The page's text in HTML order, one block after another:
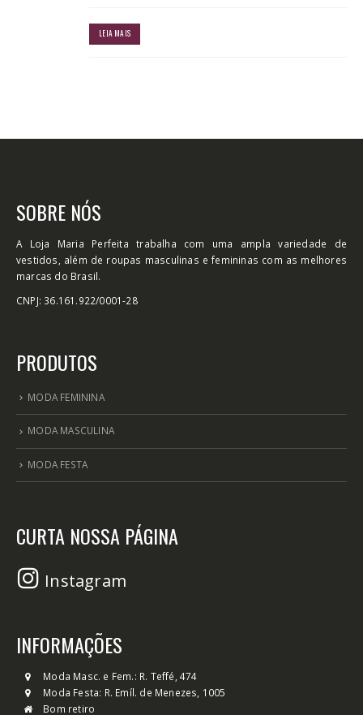
LEIA MAIS
SOBRE NÓS
A Loja Maria Perfeita trabalha com uma ampla variedade de
vestidos, além de roupas masculinas e femininas com as melhores
marcas do Brasil.
CNPJ: 36.161.922/0001-28
PRODUTOS
MODA FEMININA
MODA MASCULINA
MODA FESTA
CURTA NOSSA PÁGINA
Instagram
INFORMAÇÕES
Moda Masc. e Fem.: R. Teffé, 474
Moda Festa: R. Emíl. de Menezes, 1005
Bom retiro